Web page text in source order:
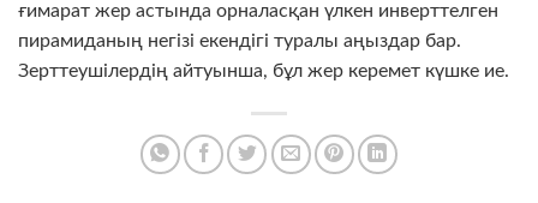
ғимарат жер астында орналасқан үлкен инверттелген
пирамиданың негізі екендігі туралы аңыздар бар.
Зерттеушілердің айтуынша, бұл жер керемет күшке ие.